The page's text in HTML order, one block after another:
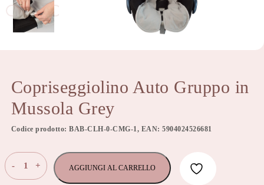
Copriseggiolino Auto Gruppo in
Mussola Grey
Codice prodotto: BAB-CLH-0-CMG-1, EAN: 5904024526681
-
Copriseggiolino
+ AGGIUNGI AL CARRELLO